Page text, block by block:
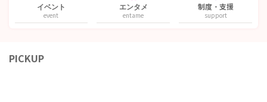
イベント
event
エンタメ
entame
制度・支援
support
PICKUP